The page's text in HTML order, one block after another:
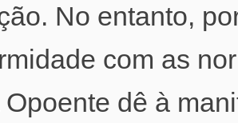
No entanto,
com as
dê à